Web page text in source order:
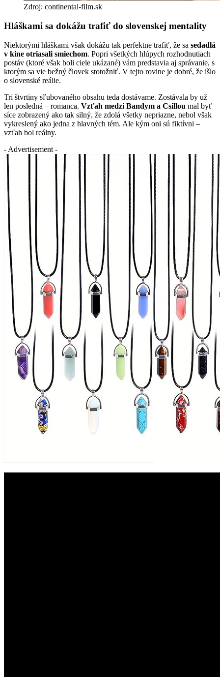
Zdroj: continental-film.sk
Hláškami sa dokážu trafiť do slovenskej mentality
Niektorými hláškami však dokážu tak perfektne trafiť, že sa sedadlá
v kine otriasali smiechom. Popri všetkých hlúpych rozhodnutiach
postáv (ktoré však boli ciele ukázané) vám predstavia aj správanie, s
ktorým sa vie bežný človek stotožniť. V tejto rovine je dobré, že išlo
o slovenské reálie.
Tri štvrtiny sľubovaného obsahu teda dostávame. Zostávala by už
len posledná – romanca. Vzťah medzi Bandym a Csillou mal byť
síce zobrazený ako tak silný, že zdolá všetky nepriazne, nebol však
vykreslený ako jedna z hlavných tém. Ale kým oni sú fiktívni –
vzťah bol reálny.
- Advertisement -